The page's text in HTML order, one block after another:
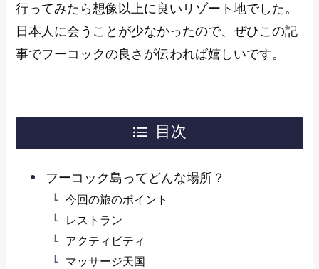
行ってみたら想像以上に良いリゾート地でした。
日本人に会うことが少なかったので、ぜひこの記
事でフーコックの良さが伝われば嬉しいです。
目次
フーコック島ってどんな場所？
今回の旅のポイント
レストラン
アクティビティ
マッサージ天国